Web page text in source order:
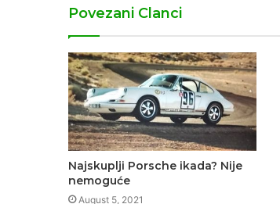
Povezani Clanci
Najskuplji Porsche ikada? Nije
nemoguće
August 5, 2021